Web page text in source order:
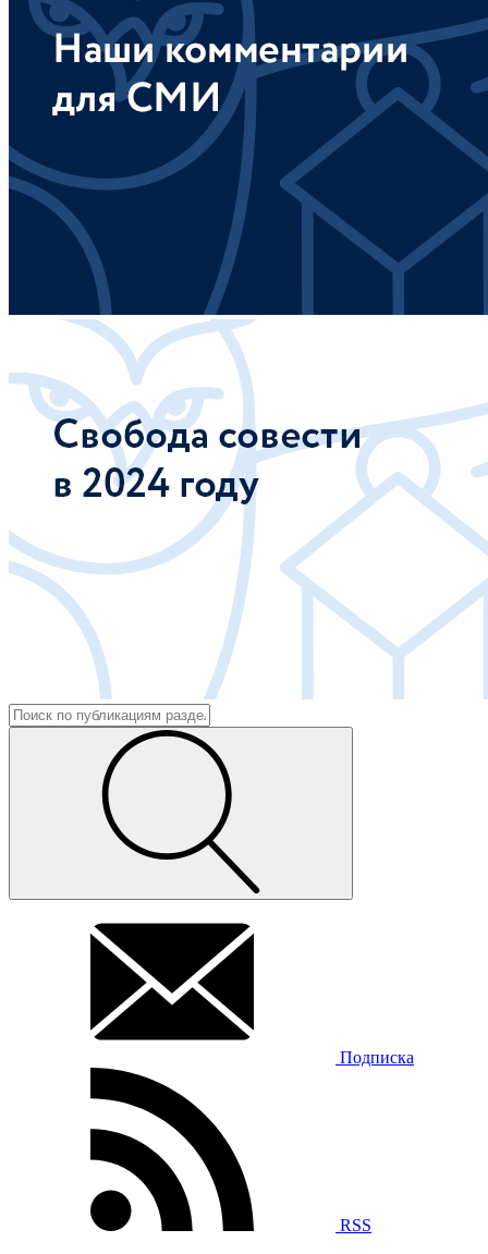
Подписка
RSS